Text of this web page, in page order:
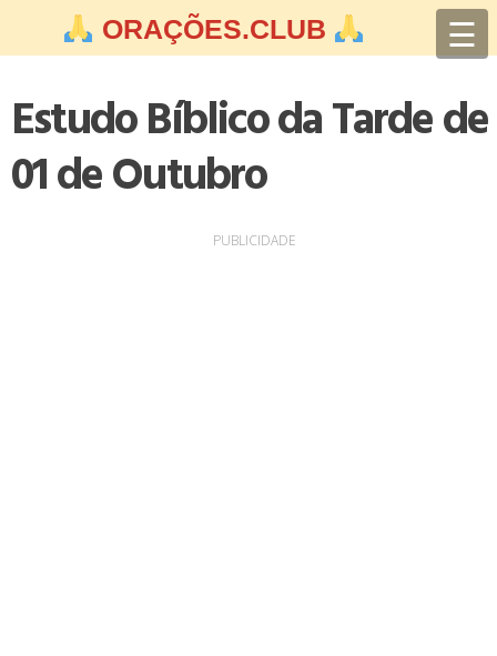
ORAÇÕES.CLUB ☰
Estudo Bíblico da Tarde de
01 de Outubro
PUBLICIDADE